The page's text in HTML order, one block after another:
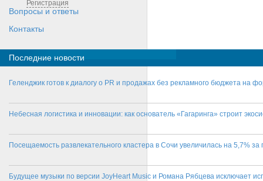
Регистрация
Вопросы и ответы
Контакты
Последние новости
Геленджик готов к диалогу о PR и продажах без рекламного бюджета на
Небесная логистика и инновации: как основатель «Гагаринга» строит
Посещаемость развлекательного кластера в Сочи увеличилась на 5,7% за
Будущее музыки по версии JoyHeart Music и Романа Рябцева исключает